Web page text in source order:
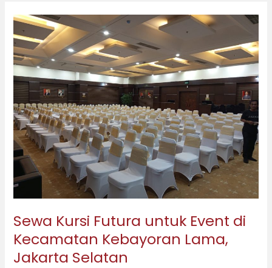
Sewa Kursi Futura untuk Event di
Kecamatan Kebayoran Lama,
Jakarta Selatan
Sewa
Kursi
Futura
untuk
Event
di
Kecamatan
Kebayoran
Lama,
Jakarta
Selatan